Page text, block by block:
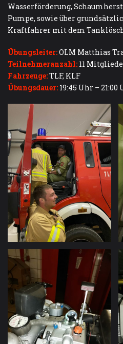
Wasserförderung,
Pumpe, sowie über
Kraftfahrer mit dem
Übungsleiter:OLM Matthias
Teilnehmeranzahl: 11
Fahrzeuge:TLF, KLF
Übungsdauer: 19:45 Uhr – 21:00